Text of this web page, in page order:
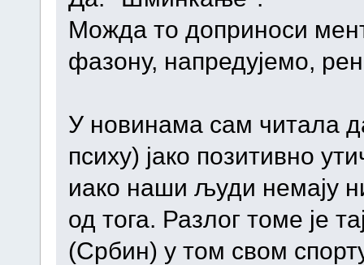
Можда то доприноси
фазону, напредујемо,
У новинама сам читала
психу) јако позитивно
иако наши људи немају
од тога. Разлог томе је
(Србин) у том свом